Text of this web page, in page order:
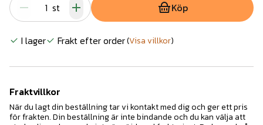
st Köp
I lager Frakt efter order(Visa villkor)
Fraktvillkor
När du lagt din beställning tar vi kontakt med dig och ger ett pris
för frakten. Din beställning är inte bindande och du kan välja att